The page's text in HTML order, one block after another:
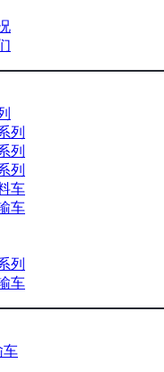
列
列
列
车
车
列
车
车